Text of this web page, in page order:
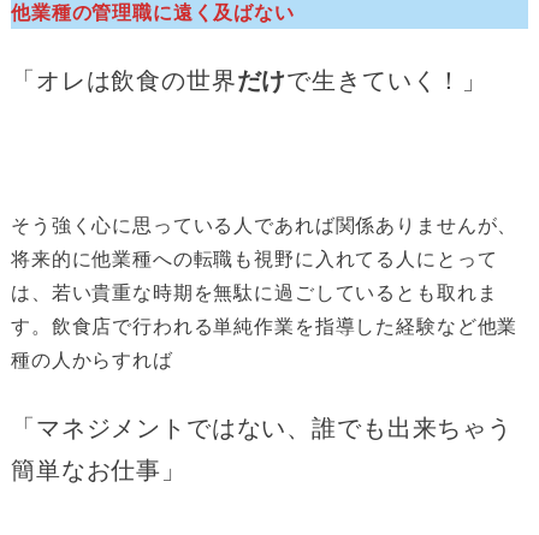
他業種の管理職に遠く及ばない
「オレは飲食の世界だけで生きていく！」
そう強く心に思っている人であれば関係ありませんが、
将来的に他業種への転職も視野に入れてる人にとって
は、若い貴重な時期を無駄に過ごしているとも取れま
す。飲食店で行われる単純作業を指導した経験など他業
種の人からすれば
「マネジメントではない、誰でも出来ちゃう
簡単なお仕事」